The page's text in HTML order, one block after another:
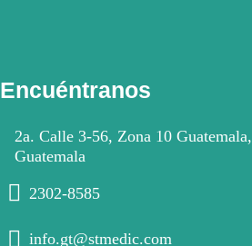
Encuéntranos
2a. Calle 3-56, Zona 10 Guatemala,
Guatemala
2302-8585
info.gt@stmedic.com